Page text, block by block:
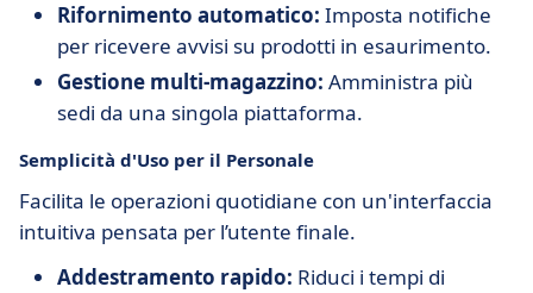
Rifornimento automatico: Imposta notifiche
per ricevere avvisi su prodotti in esaurimento.
Gestione multi-magazzino: Amministra più
sedi da una singola piattaforma.
Semplicità d'Uso per il Personale
Facilita le operazioni quotidiane con un'interfaccia
intuitiva pensata per l’utente finale.
Addestramento rapido: Riduci i tempi di